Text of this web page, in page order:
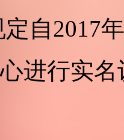
自2017
进行实名